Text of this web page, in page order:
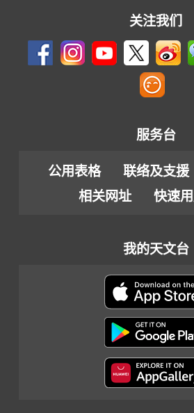
关注我们
服务台
公用表格 联络及支援
相关网址
快速
我的天文台